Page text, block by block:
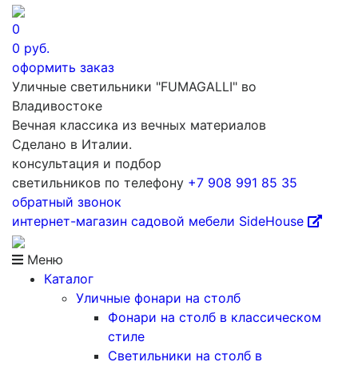
0
0 руб.
оформить заказ
Уличные светильники "FUMAGALLI" во
Владивостоке
Вечная классика из вечных материалов
Сделано в Италии.
консультация и подбор
светильников по телефону +7 908 991 85 35
обратный звонок
интернет-магазин садовой мебели SideHouse
Меню
Каталог
Уличные фонари на столб
Фонари на столб в классическом
стиле
Светильники на столб в